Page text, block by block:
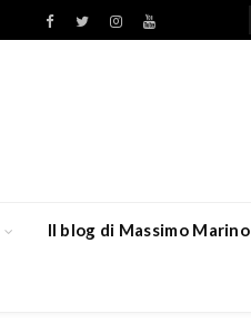
Facebook
TwitterInstagramYouTube
Il blog di Massimo Marino